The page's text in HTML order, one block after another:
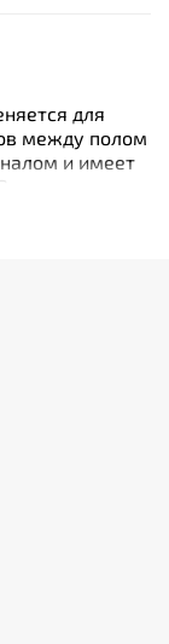
для
между полом
и имеет
качестве
монтажные